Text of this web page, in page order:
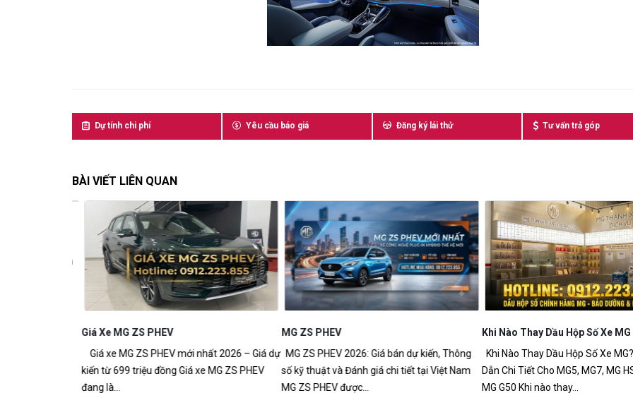
Dự tính chi phí Yêu cầu báo giá Đăng ký lái thử Tư vấn trả góp
BÀI VIẾT LIÊN QUAN
Giá Xe MG ZS PHEV
Giá xe MG ZS PHEV mới nhất 2026 – Giá dự
kiến từ 699 triệu đồng Giá xe MG ZS PHEV
đang là...
MG ZS PHEV
MG ZS PHEV 2026: Giá bán dự kiến, Thông
số kỹ thuật và Đánh giá chi tiết tại Việt Nam
MG ZS PHEV được...
Khi Nào Thay Dầu Hộp Số Xe MG
Khi Nào Thay Dầu Hộp Số Xe MG?
Dẫn Chi Tiết Cho MG5, MG7, MG HS,
MG G50 Khi nào thay...